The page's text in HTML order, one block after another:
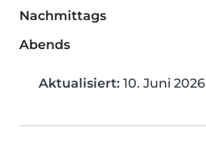
Nachmittags
Abends
Aktualisiert: 10. Juni 2026